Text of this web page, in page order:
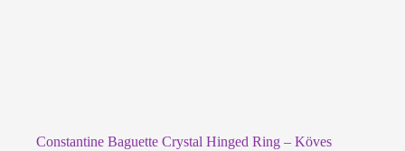
Constantine Baguette Crystal Hinged Ring – Köves